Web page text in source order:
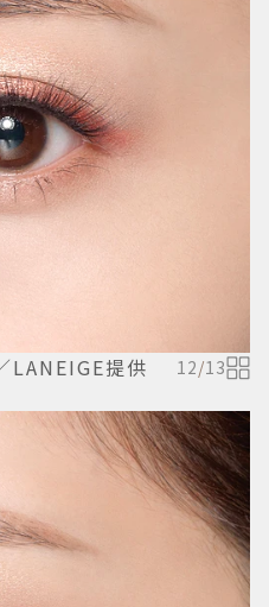
LANEIGE提供 12/13